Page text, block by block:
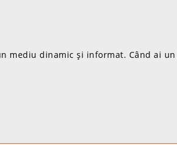
mediu dinamic și informat. Când ai